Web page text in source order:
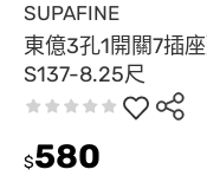
SUPAFINE
東億3孔1開關7插
S137-8.25尺
$580